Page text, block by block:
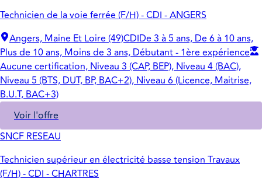
Technicien de la voie ferrée (F/H) - CDI - ANGERS
Angers, Maine Et Loire (49)CDIDe 3 à 5 ans, De 6 à 10 ans,
Plus de 10 ans, Moins de 3 ans, Débutant - 1ère expérience
Aucune certification, Niveau 3 (CAP, BEP), Niveau 4 (BAC),
Niveau 5 (BTS, DUT, BP, BAC+2), Niveau 6 (Licence, Maitrise,
B.U.T, BAC+3)
Voir l'offre
SNCF RESEAU
Technicien supérieur en électricité basse tension Travaux
(F/H) - CDI - CHARTRES